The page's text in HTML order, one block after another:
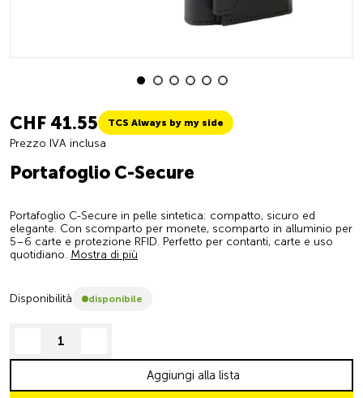
CHF 41.55 TCS Always by my side
Prezzo IVA inclusa
Portafoglio C-Secure
Portafoglio C-Secure in pelle sintetica: compatto, sicuro ed
elegante. Con scomparto per monete, scomparto in alluminio per
5–6 carte e protezione RFID. Perfetto per contanti, carte e uso
quotidiano. Mostra di più
Disponibilità disponibile
decrease quantity
Aggiungi alla lista